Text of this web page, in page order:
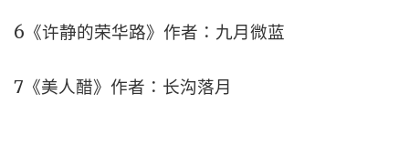
6《许静的荣华路》作者：九月微蓝
7《美人醋》作者：长沟落月